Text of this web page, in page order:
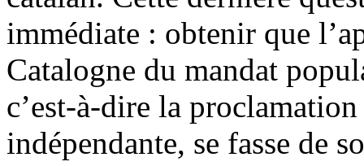
immédiate : obtenir que
Catalogne du mandat
c’est-à-dire la
indépendante, se fasse de